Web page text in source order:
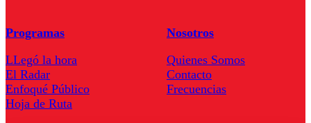
Programas
LLegó la hora
El Radar
Enfoqué Público
Hoja de Ruta
Nosotros
Quienes Somos
Contacto
Frecuencias